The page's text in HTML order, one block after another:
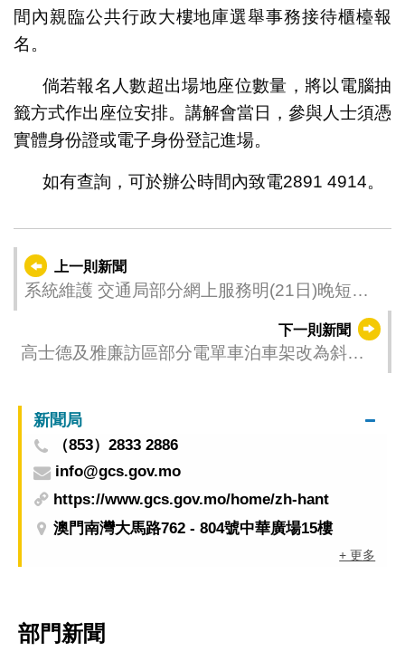
間內親臨公共行政大樓地庫選舉事務接待櫃檯報
名。
倘若報名人數超出場地座位數量，將以電腦抽
籤方式作出座位安排。講解會當日，參與人士須憑
實體身份證或電子身份登記進場。
如有查詢，可於辦公時間內致電2891 4914。
上一則新聞
系統維護 交通局部分網上服務明(21日)晚短暫
下一則新聞
高士德及雅廉訪區部分電單車泊車架改為斜泊
新聞局
（853）2833 2886
info@gcs.gov.mo
https://www.gcs.gov.mo/home/zh-hant
澳門南灣大馬路762 - 804號中華廣場15樓
+ 更多
部門新聞